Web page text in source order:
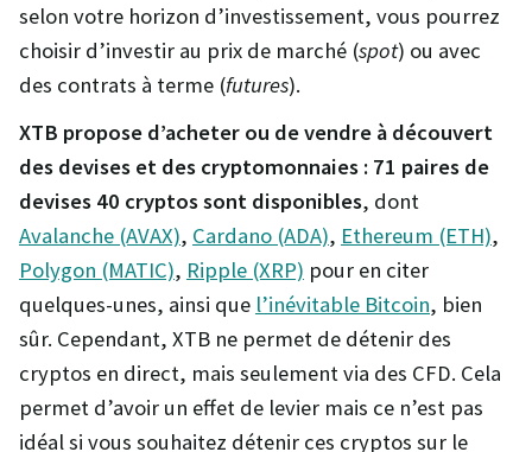
selon votre horizon d’investissement, vous pourrez
choisir d’investir au prix de marché (spot) ou avec
des contrats à terme (futures).
XTB propose d’acheter ou de vendre à découvert
des devises et des cryptomonnaies : 71 paires de
devises 40 cryptos sont disponibles, dont
Avalanche (AVAX), Cardano (ADA), Ethereum (ETH),
Polygon (MATIC), Ripple (XRP) pour en citer
quelques-unes, ainsi que l’inévitable Bitcoin, bien
sûr. Cependant, XTB ne permet de détenir des
cryptos en direct, mais seulement via des CFD. Cela
permet d’avoir un effet de levier mais ce n’est pas
idéal si vous souhaitez détenir ces cryptos sur le